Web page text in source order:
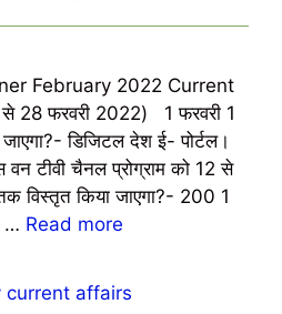
February 2022 Current
28 फरवरी 2022) 1 फरवरी 1
जाएगा?- डिजिटल देश ई- पोर्टल।
टीवी चैनल प्रोग्राम को 12 से
विस्तृत किया जाएगा?- 200 1
… Read more
current affairs